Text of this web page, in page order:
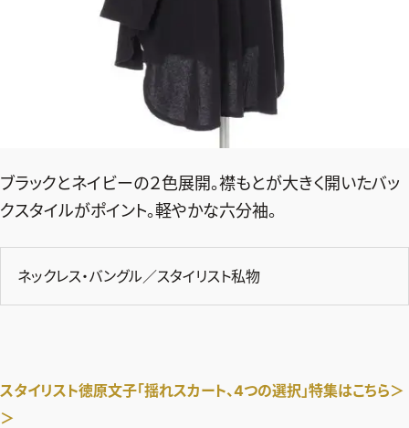
ブラックとネイビーの２色展開。襟もとが大きく開いたバッ
クスタイルがポイント。軽やかな六分袖。
ネックレス・バングル／スタイリスト私物
スタイリスト徳原文子「揺れスカート、4つの選択」特集はこちら＞
＞